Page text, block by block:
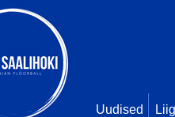
Uudised